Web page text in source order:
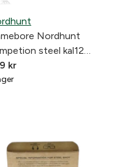
Nordhunt
steel kal12
24g
kr